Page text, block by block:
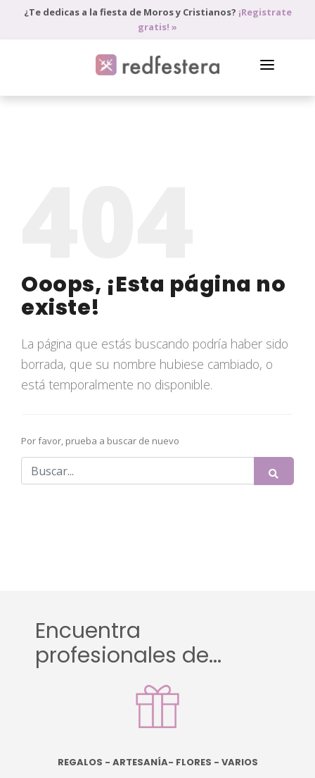
¿Te dedicas a la fiesta de Moros y Cristianos? ¡Registrate
gratis! »
Ooops, ¡Esta página no
existe!
La página que estás buscando podría haber sido
borrada, que su nombre hubiese cambiado, o
está temporalmente no disponible.
Por favor, prueba a buscar de nuevo
Encuentra
profesionales de...
REGALOS - ARTESANÍA- FLORES - VARIOS